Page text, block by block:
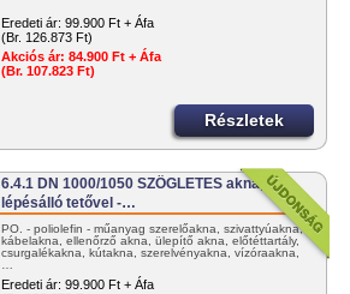
Eredeti ár: 99.900 Ft + Áfa
(Br. 126.873 Ft)
Akciós ár: 84.900 Ft + Áfa
(Br. 107.823 Ft)
Részletek
6.4.1 DN 1000/1050 SZÖGLETES akna,
lépésálló tetővel -…
PO. - poliolefin - műanyag szerelőakna, szivattyúakna,
kábelakna, ellenőrző akna, ülepítő akna, előtéttartály,
csurgalékakna, kútakna, szerelvényakna, vízóraakna,
…
Eredeti ár: 99.900 Ft + Áfa